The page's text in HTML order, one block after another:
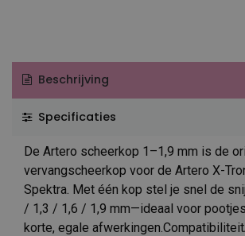
Beschrijving
Specificaties
De Artero scheerkop 1–1,9 mm is de
vervangscheerkop voor de Artero X-
Spektra. Met één kop stel je snel de
/ 1,3 / 1,6 / 1,9 mm—ideaal voor
korte, egale